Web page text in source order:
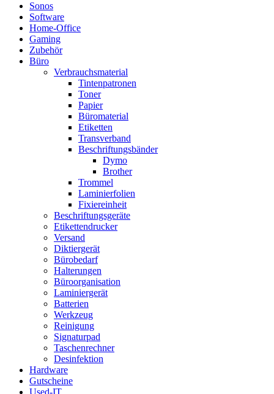
Sonos
Software
Home-Office
Gaming
Zubehör
Büro
Verbrauchsmaterial
Tintenpatronen
Toner
Papier
Büromaterial
Etiketten
Transverband
Beschriftungsbänder
Dymo
Brother
Trommel
Laminierfolien
Fixiereinheit
Beschriftungsgeräte
Etikettendrucker
Versand
Diktiergerät
Bürobedarf
Halterungen
Büroorganisation
Laminiergerät
Batterien
Werkzeug
Reinigung
Signaturpad
Taschenrechner
Desinfektion
Hardware
Gutscheine
Used-IT